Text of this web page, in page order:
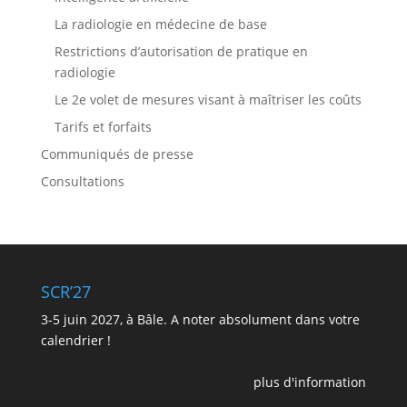
Chirurgische
Therapie
Rektumkarzinom
La radiologie en médecine de base
Restrictions d’autorisation de pratique en
radiologie
Le 2e volet de mesures visant à maîtriser les coûts
Tarifs et forfaits
Communiqués de presse
Consultations
SCR’27
3-5 juin 2027, à Bâle. A noter absolument dans votre
calendrier !
plus d'information